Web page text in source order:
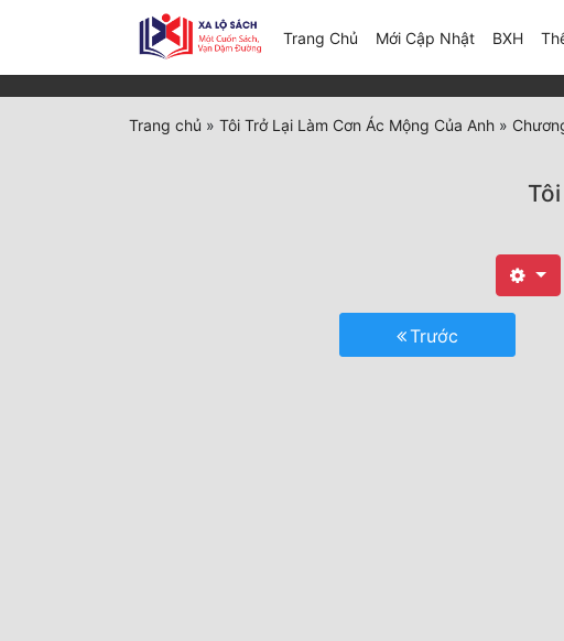
Trang Chủ Mới Cập Nhật(current)
BXH
Trang chủ » Tôi Trở Lại Làm Cơn Ác Mộng Của Anh »
Trước